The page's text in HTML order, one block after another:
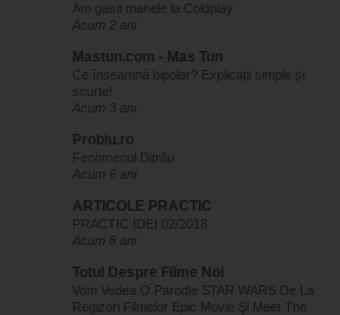
Am gasit manele la Coldplay
Acum 2 ani
Mastun.com - Mas Tun
Ce înseamnă bipolar? Explicații simple și
scurte!
Acum 3 ani
Probiu.ro
Fenomenul Ditrău
Acum 6 ani
ARTICOLE PRACTIC
PRACTIC IDEI 02/2018
Acum 8 ani
Totul Despre Filme Noi
Vom Vedea O Parodie STAR WARS De La
Regizori Filmelor Epic Movie Şi Meet The